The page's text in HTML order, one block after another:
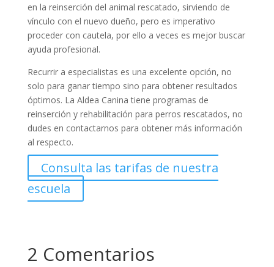
en la reinserción del animal rescatado, sirviendo de
vínculo con el nuevo dueño, pero es imperativo
proceder con cautela, por ello a veces es mejor buscar
ayuda profesional.
Recurrir a especialistas es una excelente opción, no
solo para ganar tiempo sino para obtener resultados
óptimos. La Aldea Canina tiene programas de
reinserción y rehabilitación para perros rescatados, no
dudes en contactarnos para obtener más información
al respecto.
Consulta las tarifas de nuestra
escuela
2 Comentarios